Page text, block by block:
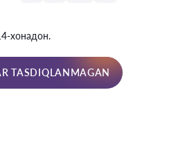
хонадон.
TASDIQLANMAGAN